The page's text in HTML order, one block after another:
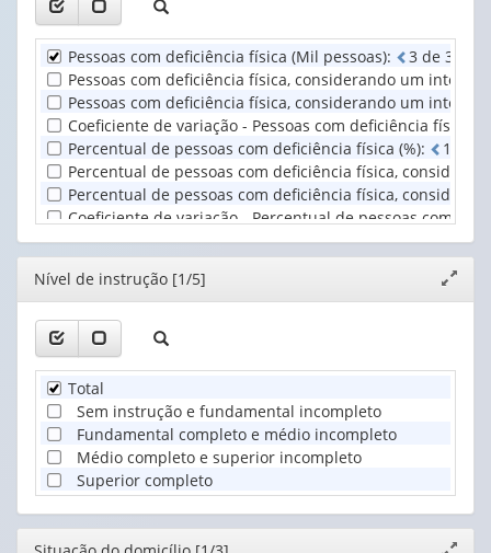
Unidade
Territorial
(1)
Situação
do
domicílio
(1)
Pessoas com deficiência física (Mil pessoas): 3 de 3
Pessoas com deficiência física, considerando um
Pessoas com deficiência física, considerando um
Coeficiente de variação - Pessoas com deficiência física
Percentual de pessoas com deficiência física (%): 1
Percentual de pessoas com deficiência física,
Percentual de pessoas com deficiência física,
Coeficiente de variação - Percentual de pessoas com
Editor
janela
Nível de instrução [1/5]
Total
Sem instrução e fundamental incompleto
Fundamental completo e médio incompleto
Médio completo e superior incompleto
Superior completo